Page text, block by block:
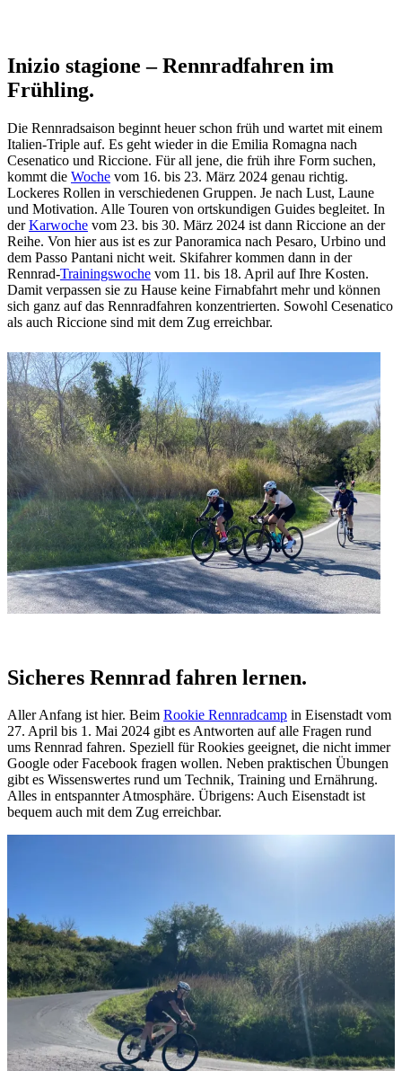
Inizio stagione – Rennradfahren im
Frühling.
Die Rennradsaison beginnt heuer schon früh und wartet mit einem
Italien-Triple auf. Es geht wieder in die Emilia Romagna nach
Cesenatico und Riccione. Für all jene, die früh ihre Form suchen,
kommt die Woche vom 16. bis 23. März 2024 genau richtig.
Lockeres Rollen in verschiedenen Gruppen. Je nach Lust, Laune
und Motivation. Alle Touren von ortskundigen Guides begleitet. In
derKarwoche vom 23. bis 30. März 2024 ist dann Riccione an der
Reihe. Von hier aus ist es zur Panoramica nach Pesaro, Urbino und
dem Passo Pantani nicht weit. Skifahrer kommen dann in der
Rennrad-Trainingswoche vom 11. bis 18. April auf Ihre Kosten.
Damit verpassen sie zu Hause keine Firnabfahrt mehr und können
sich ganz auf das Rennradfahren konzentrierten. Sowohl Cesenatico
als auch Riccione sind mit dem Zug erreichbar.
Sicheres Rennrad fahren lernen.
Aller Anfang ist hier. Beim Rookie Rennradcamp in Eisenstadt vom
27. April bis 1. Mai 2024 gibt es Antworten auf alle Fragen rund
ums Rennrad fahren. Speziell für Rookies geeignet, die nicht immer
Google oder Facebook fragen wollen. Neben praktischen Übungen
gibt es Wissenswertes rund um Technik, Training und Ernährung.
Alles in entspannter Atmosphäre. Übrigens: Auch Eisenstadt ist
bequem auch mit dem Zug erreichbar.